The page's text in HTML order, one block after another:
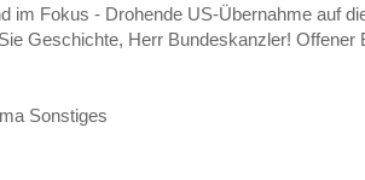
im Fokus - Drohende US-Übernahme auf
Geschichte, Herr Bundeskanzler!
Sonstiges